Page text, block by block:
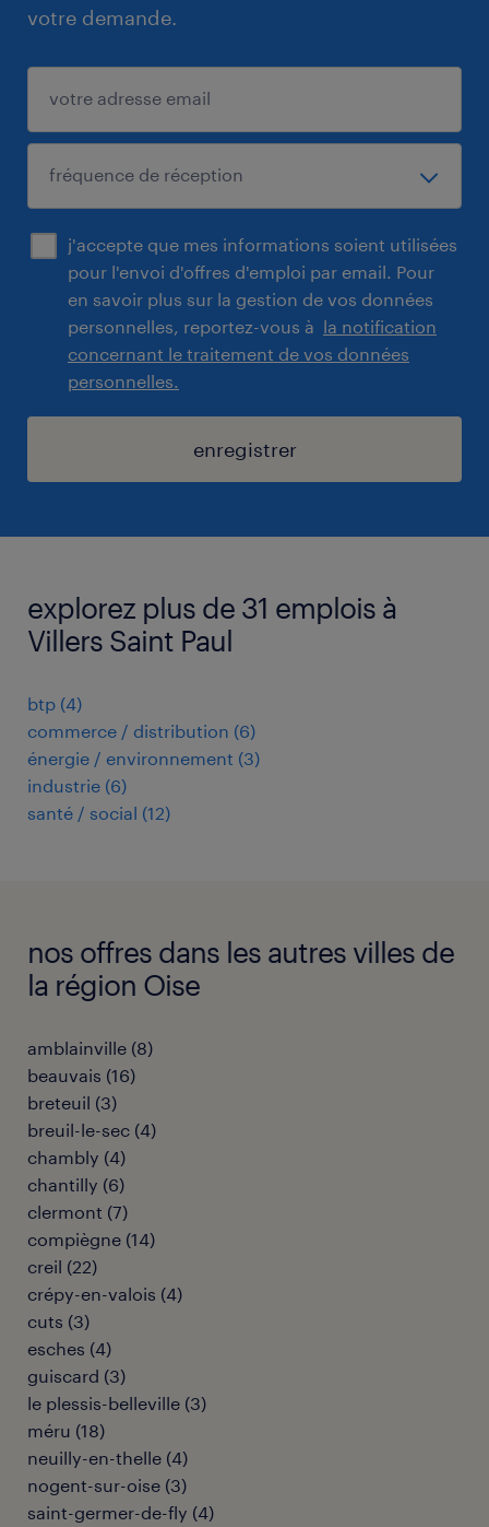
votre demande.
j'accepte que mes informations soient utilisées
pour l'envoi d'offres d'emploi par email. Pour
en savoir plus sur la gestion de vos données
personnelles, reportez-vous à la notification
concernant le traitement de vos données
personnelles.
enregistrer
explorez plus de 31 emplois à
Villers Saint Paul
btp (4)
commerce / distribution (6)
énergie / environnement (3)
industrie (6)
santé / social (12)
nos offres dans les autres villes de
la région Oise
amblainville (8)
beauvais (16)
breteuil (3)
breuil-le-sec (4)
chambly (4)
chantilly (6)
clermont (7)
compiègne (14)
creil (22)
crépy-en-valois (4)
cuts (3)
esches (4)
guiscard (3)
le plessis-belleville (3)
méru (18)
neuilly-en-thelle (4)
nogent-sur-oise (3)
saint-germer-de-fly (4)